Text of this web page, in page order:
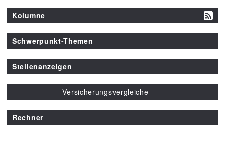
Kolumne
Schwerpunkt-Themen
Stellenanzeigen
Versicherungsvergleiche
Rechner